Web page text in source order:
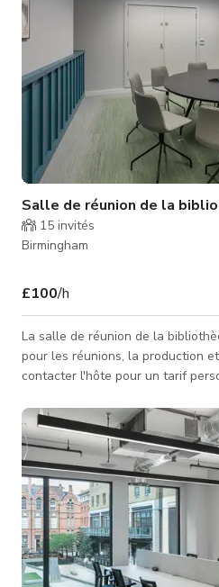
Salle de réunion de la
15 invités
Birmingham
£100/h
La salle de réunion de la
pour les réunions, la production et les
contacter l'hôte pour un tarif